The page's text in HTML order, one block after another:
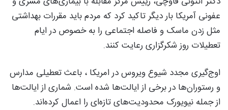
عفونی آمریکا بار دیگر تاکید کرد که مردم باید مقررات بهداشتی
مثل زدن ماسک و فاصله اجتماعی را به خصوص در ایام
تعطیلات روز شکرگزاری رعایت کنند.
اوج‌گیری مجدد شیوع ویروس در امریکا ، باعث تعطیلی مدارس
و رستوران‌ها در برخی از ایالت‌ها شده است. شماری از ایالت‌ها
از جمله نیویورک محدودیت‌های تازه‌ای را اعمال کرده‌اند.